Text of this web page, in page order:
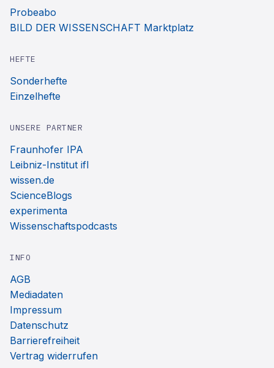
Probeabo
BILD DER WISSENSCHAFT Marktplatz
HEFTE
Sonderhefte
Einzelhefte
UNSERE PARTNER
Fraunhofer IPA
Leibniz-Institut ifl
wissen.de
ScienceBlogs
experimenta
Wissenschaftspodcasts
INFO
AGB
Mediadaten
Impressum
Datenschutz
Barrierefreiheit
Vertrag widerrufen